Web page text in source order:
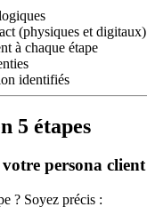
(physiques et digitaux)
à chaque étape
identifiés
5 étapes
persona client
? Soyez précis :